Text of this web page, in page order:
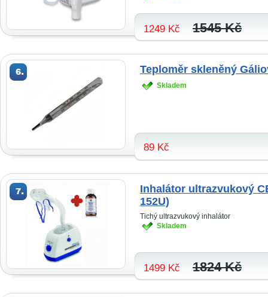
1249 Kč 1545 Kč
Teploměr skleněný
Skladem
89 Kč
Inhalátor ultrazvukový
152U)
Tichý ultrazvukový inhalátor
Skladem
1499 Kč 1824 Kč